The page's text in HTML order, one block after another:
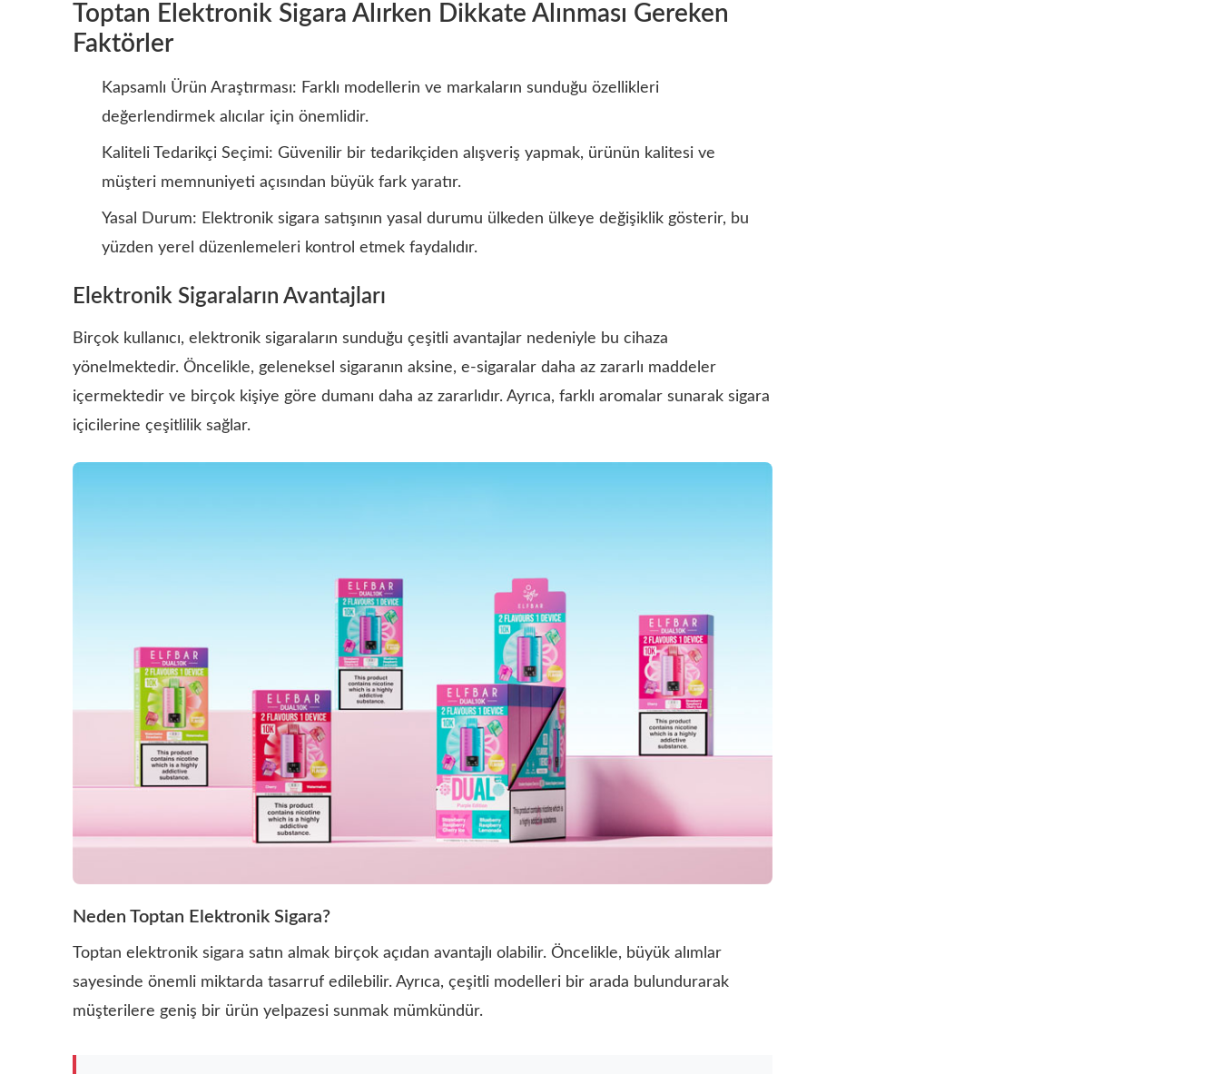
Toptan Elektronik Sigara Alırken Dikkate Alınması Gereken
Faktörler
Kapsamlı Ürün Araştırması: Farklı modellerin ve markaların sunduğu özellikleri
değerlendirmek alıcılar için önemlidir.
Kaliteli Tedarikçi Seçimi: Güvenilir bir tedarikçiden alışveriş yapmak, ürünün kalitesi ve
müşteri memnuniyeti açısından büyük fark yaratır.
Yasal Durum: Elektronik sigara satışının yasal durumu ülkeden ülkeye değişiklik gösterir, bu
yüzden yerel düzenlemeleri kontrol etmek faydalıdır.
Elektronik Sigaraların Avantajları
Birçok kullanıcı, elektronik sigaraların sunduğu çeşitli avantajlar nedeniyle bu cihaza
yönelmektedir. Öncelikle, geleneksel sigaranın aksine, e-sigaralar daha az zararlı maddeler
içermektedir ve birçok kişiye göre dumanı daha az zararlıdır. Ayrıca, farklı aromalar sunarak sigara
içicilerine çeşitlilik sağlar.
Neden Toptan Elektronik Sigara?
Toptan elektronik sigara satın almak birçok açıdan avantajlı olabilir. Öncelikle, büyük alımlar
sayesinde önemli miktarda tasarruf edilebilir. Ayrıca, çeşitli modelleri bir arada bulundurarak
müşterilere geniş bir ürün yelpazesi sunmak mümkündür.